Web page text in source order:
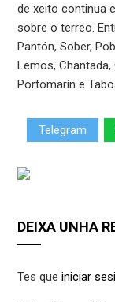
de xeito continua
sobre o terreo.
Pantón, Sober,
Lemos, Chantada,
Portomarín e
Telegram
DEIXA UNHA
Tes queiniciar